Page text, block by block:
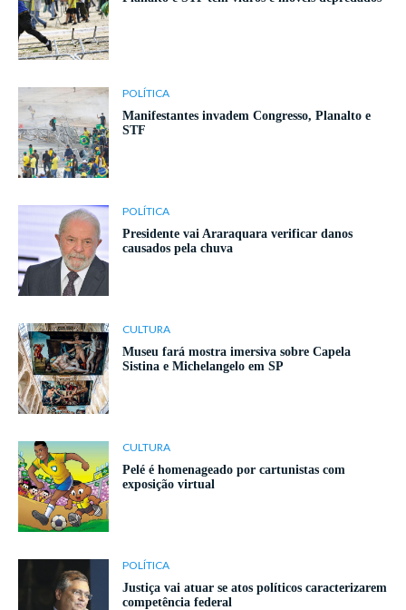
POLÍTICA
Manifestantes invadem Congresso, Planalto e
STF
POLÍTICA
Presidente vai Araraquara verificar danos
causados pela chuva
CULTURA
Museu fará mostra imersiva sobre Capela
Sistina e Michelangelo em SP
CULTURA
Pelé é homenageado por cartunistas com
exposição virtual
POLÍTICA
Justiça vai atuar se atos políticos caracterizarem
competência federal